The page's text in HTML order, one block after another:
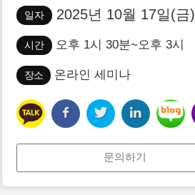
일자 2025년 10월 17일(금)
시간 오후 1시 30분~오후 3시
장소 온라인 세미나
문의하기